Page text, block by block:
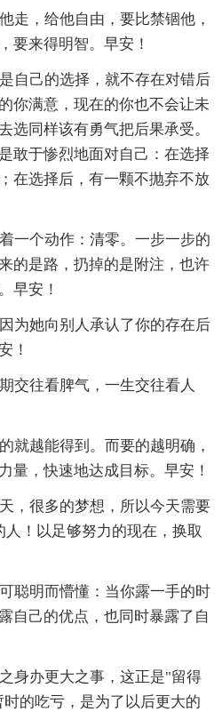
走，给他自由，要比禁锢他，
要来得明智。早安！
自己的选择，就不存在对错后
你满意，现在的你也不会让未
选同样该有勇气把后果承受。
敢于惨烈地面对自己：在选择
在选择后，有一颗不抛弃不放
一个动作：清零。一步一步的
的是路，扔掉的是附注，也许
早安！
为她向别人承认了你的存在后
！
交往看脾气，一生交往看人
就越能得到。而要的越明确，
量，快速地达成目标。早安！
，很多的梦想，所以今天需要
！以足够努力的现在，换取
聪明而懵懂：当你露一手的时
自己的优点，也同时暴露了自
身办更大之事，这正是"留得
的吃亏，是为了以后更大的